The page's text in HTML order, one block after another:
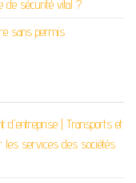
de sécurité vital ?
sans permis
d'entreprise | Transports et
les services des sociétés